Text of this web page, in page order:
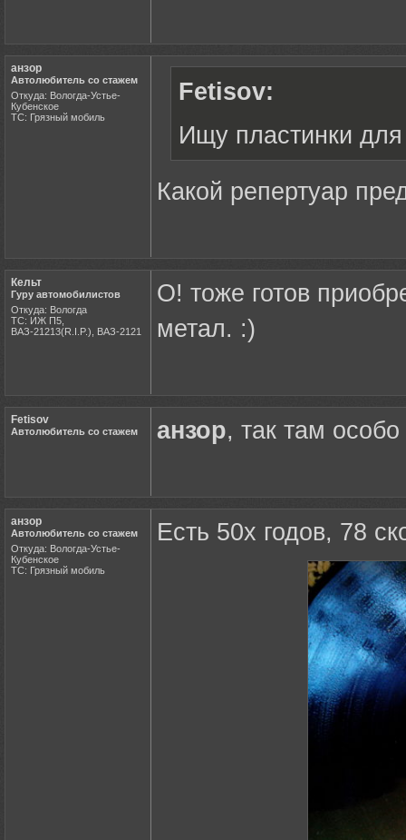
анзор
Автолюбитель со стажем
Откуда: Вологда-Устье-
Кубенское
ТС: Грязный мобиль
Fetisov:
Ищу пластинки
Какой репертуар
Кельт
Гуру автомобилистов
Откуда: Вологда
ТС: ИЖ П5,
ВАЗ-21213(R.I.P.), ВАЗ-2121
О! тоже готов
метал. :)
Fetisov
Автолюбитель со стажем анзор, так там
анзор
Автолюбитель со стажем
Откуда: Вологда-Устье-
Кубенское
ТС: Грязный мобиль
Есть 50х годов, 78